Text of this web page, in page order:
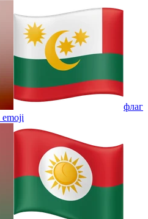
флаг
emoji